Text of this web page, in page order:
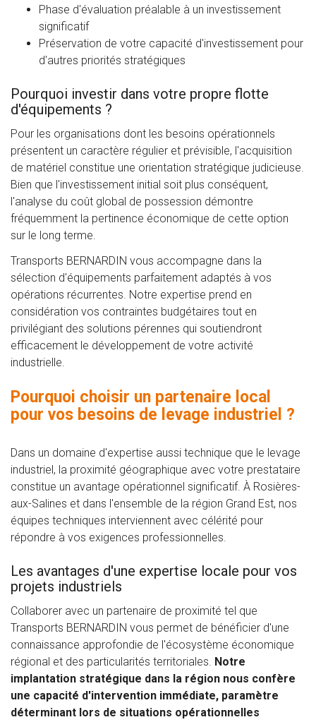
Phase d'évaluation préalable à un investissement
significatif
Préservation de votre capacité d'investissement pour
d'autres priorités stratégiques
Pourquoi investir dans votre propre flotte
d'équipements ?
Pour les organisations dont les besoins opérationnels
présentent un caractère régulier et prévisible, l'acquisition
de matériel constitue une orientation stratégique judicieuse.
Bien que l'investissement initial soit plus conséquent,
l'analyse du coût global de possession démontre
fréquemment la pertinence économique de cette option
sur le long terme.
Transports BERNARDIN vous accompagne dans la
sélection d'équipements parfaitement adaptés à vos
opérations récurrentes. Notre expertise prend en
considération vos contraintes budgétaires tout en
privilégiant des solutions pérennes qui soutiendront
efficacement le développement de votre activité
industrielle.
Pourquoi choisir un partenaire local
pour vos besoins de levage industriel ?
Dans un domaine d'expertise aussi technique que le levage
industriel, la proximité géographique avec votre prestataire
constitue un avantage opérationnel significatif. À Rosières-
aux-Salines et dans l'ensemble de la région Grand Est, nos
équipes techniques interviennent avec célérité pour
répondre à vos exigences professionnelles.
Les avantages d'une expertise locale pour vos
projets industriels
Collaborer avec un partenaire de proximité tel que
Transports BERNARDIN vous permet de bénéficier d'une
connaissance approfondie de l'écosystème économique
régional et des particularités territoriales. Notre
implantation stratégique dans la région nous confère
une capacité d'intervention immédiate, paramètre
déterminant lors de situations opérationnelles